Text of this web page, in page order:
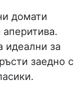
домати
идеални за
заедно с